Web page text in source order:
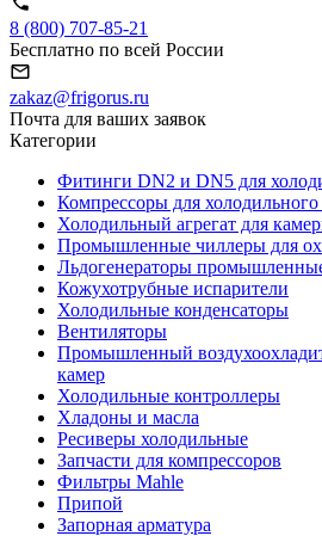
8 (800) 707-85-21
Бесплатно по всей России
zakaz@frigorus.ru
Почта для ваших заявок
Категории
Фитинги DN2 и DN5 для
Компрессоры для
Холодильный агрегат для
Промышленные чиллеры для
Льдогенераторы
Кожухотрубные испарители
Холодильные конденсаторы
Вентиляторы
Промышленный
камер
Холодильные контроллеры
Хладоны и масла
Ресиверы холодильные
Запчасти для компрессоров
Фильтры Mahle
Припой
Запорная арматура